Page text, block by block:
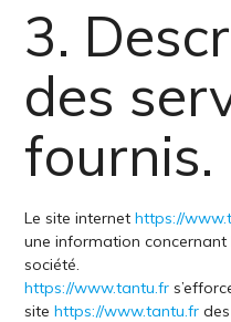
3.
des
fournis.
Le site internethttps://
une information concernant
société.
https://www.tantu.fr
sitehttps://www.tantu.fr